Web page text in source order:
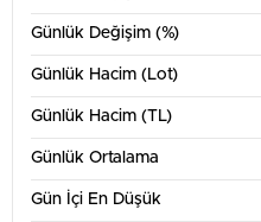
Günlük Değişim (%)
Günlük Hacim (Lot)
Günlük Hacim (TL)
Günlük Ortalama
Gün İçi En Düşük